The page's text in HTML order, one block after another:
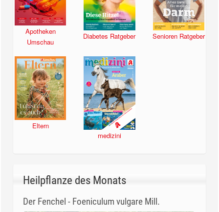
Apotheken
Umschau
Diabetes Ratgeber Senioren Ratgeber
Eltern
medizini
Heilpflanze des Monats
Der Fenchel - Foeniculum vulgare Mill.